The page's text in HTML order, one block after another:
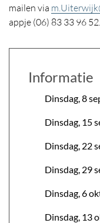
mailen via
appje (06) 83 33 96 52.
Informatie
Dinsdag, 8
Dinsdag, 15
Dinsdag, 22
Dinsdag, 29
Dinsdag, 6
Dinsdag, 13